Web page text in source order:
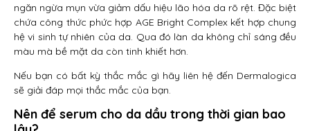
ngăn ngừa mụn vừa giảm dấu hiệu lão hóa da rõ rệt. Đặc biệt
chứa công thức phức hợp AGE Bright Complex kết hợp chung
hệ vi sinh tự nhiên của da. Qua đó làn da không chỉ sáng đều
màu mà bề mặt da còn tinh khiết hơn.
Nếu bạn có bất kỳ thắc mắc gì hãy liên hệ đến Dermalogica
sẽ giải đáp mọi thắc mắc của bạn.
Nên để serum cho da dầu trong thời gian bao